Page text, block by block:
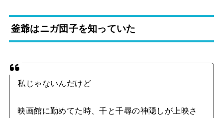
釜爺はニガ団子を知っていた
私じゃないんだけど
映画館に勤めてた時、千と千尋の神隠しが上映さ